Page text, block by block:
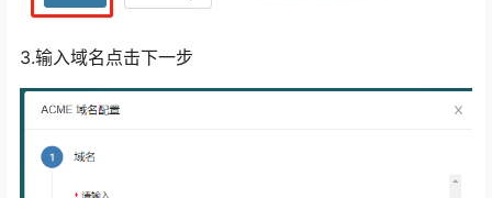
3.输入域名点击下一步